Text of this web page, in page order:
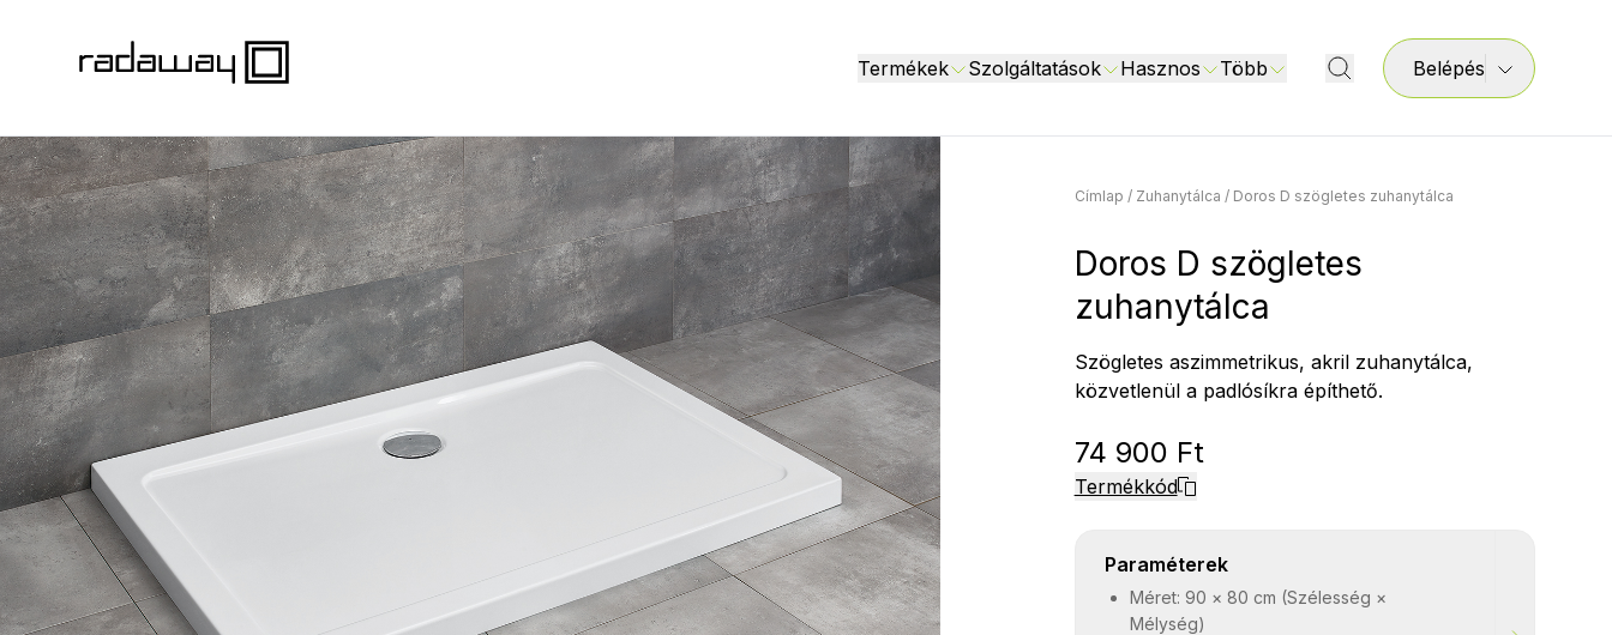
Termékek Szolgáltatások Hasznos Több Belépés
Címlap / Zuhanytálca / Doros D szögletes zuhanytálca
Doros D szögletes
zuhanytálca
Szögletes aszimmetrikus, akril zuhanytálca,
közvetlenül a padlósíkra építhető.
74 900 Ft
Termékkód
Paraméterek
Méret: 90 × 80 cm (Szélesség ×
Mélység)